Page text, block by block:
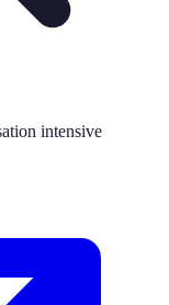
intensive